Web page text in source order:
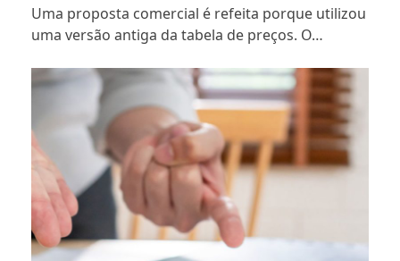
Uma proposta comercial é refeita porque utilizou
uma versão antiga da tabela de preços. O…